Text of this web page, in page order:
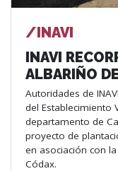
/INAVI
INAVI
ALBARIÑO
Autoridades de
del Establecimiento
departamento de
proyecto de
en asociación con
Códax.